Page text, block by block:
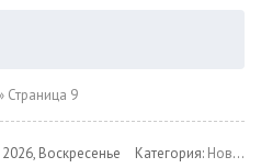
» Страница 9
Воскресенье Категория: Новости